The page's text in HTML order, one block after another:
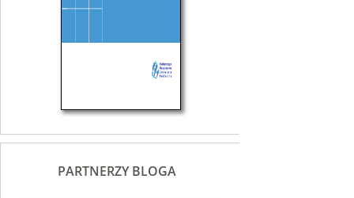
PARTNERZY BLOGA